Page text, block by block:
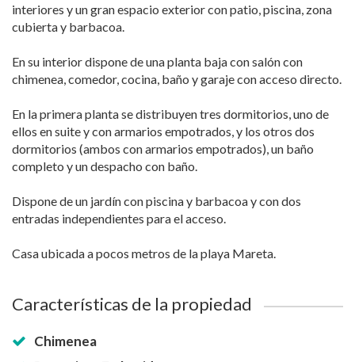
interiores y un gran espacio exterior con patio, piscina, zona
cubierta y barbacoa.
En su interior dispone de una planta baja con salón con
chimenea, comedor, cocina, baño y garaje con acceso directo.
En la primera planta se distribuyen tres dormitorios, uno de
ellos en suite y con armarios empotrados, y los otros dos
dormitorios (ambos con armarios empotrados), un baño
completo y un despacho con baño.
Dispone de un jardín con piscina y barbacoa y con dos
entradas independientes para el acceso.
Casa ubicada a pocos metros de la playa Mareta.
Características de la propiedad
Chimenea